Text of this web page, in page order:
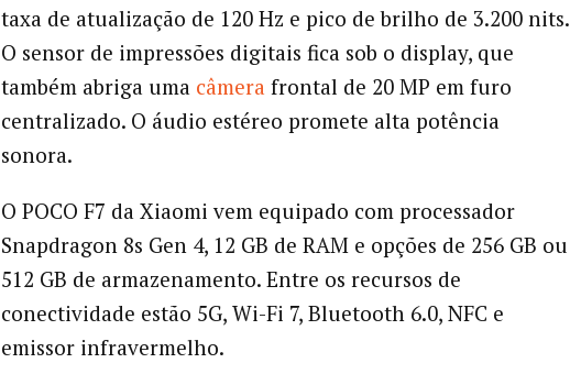
taxa de atualização de 120 Hz e pico de brilho de 3.200 nits.
O sensor de impressões digitais fica sob o display, que
também abriga uma câmerafrontal de 20 MP em furo
centralizado. O áudio estéreo promete alta potência
sonora.
O POCO F7 da Xiaomi vem equipado com processador
Snapdragon 8s Gen 4, 12 GB de RAM e opções de 256 GB ou
512 GB de armazenamento. Entre os recursos de
conectividade estão 5G, Wi-Fi 7, Bluetooth 6.0, NFC e
emissor infravermelho.